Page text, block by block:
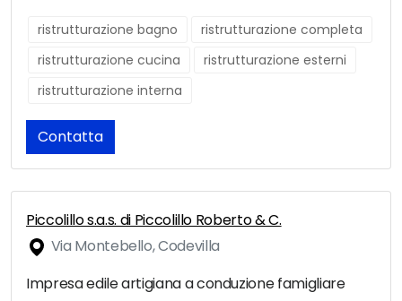
ristrutturazione bagno
ristrutturazione completa
ristrutturazione cucina
ristrutturazione esterni
ristrutturazione interna
Contatta
Piccolillo s.a.s. di Piccolillo Roberto & C.
Via Montebello, Codevilla
Impresa edile artigiana a conduzione famigliare